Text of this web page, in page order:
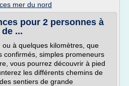
mer du nord
pour 2 personnes à
...
à quelques kilomètres, que
confirmés, simples promeneurs
vous pourrez découvrir à pied
les différents chemins de
sentiers de grande